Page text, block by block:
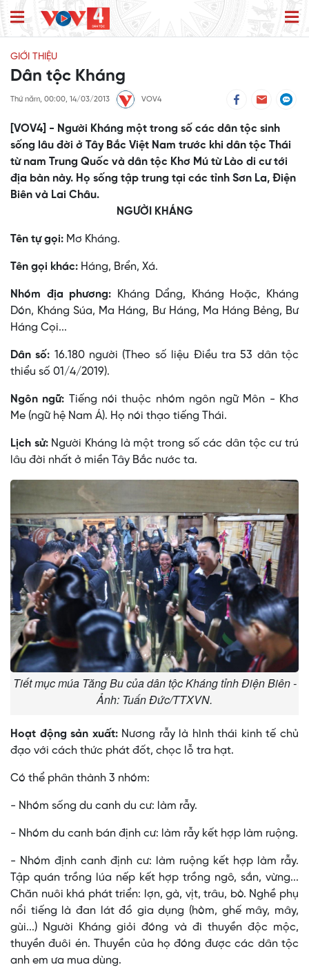
GIỚI THIỆU
Dân tộc Kháng
Thứ năm, 00:00, 14/03/2013 VOV4
[VOV4] - Người Kháng một trong số các dân tộc sinh
sống lâu đời ở Tây Bắc Việt Nam trước khi dân tộc Thái
từ nam Trung Quốc và dân tộc Khơ Mú từ Lào di cư tới
địa bàn này. Họ sống tập trung tại các tỉnh Sơn La, Điện
Biên và Lai Châu.
NGƯỜI KHÁNG
Tên tự gọi: Mơ Kháng.
Tên gọi khác: Háng, Brển, Xá.
Nhóm địa phương:
Kháng Dẩng, Kháng Hoặc, Kháng
Dón, Kháng Súa, Ma Háng, Bư Háng, Ma Háng Bẻng, Bư
Háng Cọi...
Dân số: 16.180 người (Theo số liệu Điều tra 53 dân tộc
thiểu số 01/4/2019).
Ngôn ngữ: Tiếng nói thuộc nhóm ngôn ngữ Môn - Khơ
Me (ngữ hệ Nam Á). Họ nói thạo tiếng Thái.
Lịch sử:Người Kháng là một trong số các dân tộc cư trú
lâu đời nhất ở miền Tây Bắc nước ta.
Tiết mục múa Tăng Bu của dân tộc Kháng tỉnh Điện Biên -
Ảnh: Tuấn Đức/TTXVN.
Hoạt động sản xuất: Nương rẫy là hình thái kinh tế chủ
đạo với cách thức phát đốt, chọc lỗ tra hạt.
Có thể phân thành 3 nhóm:
- Nhóm sống du canh du cư: làm rẫy.
- Nhóm du canh bán định cư: làm rẫy kết hợp làm ruộng.
- Nhóm định canh định cư: làm ruộng kết hợp làm rẫy.
Tập quán trồng lúa nếp kết hợp trồng ngô, sắn, vừng...
Chăn nuôi khá phát triển: lợn, gà, vịt, trâu, bò. Nghề phụ
nổi tiếng là đan lát đồ gia dụng (hòm, ghế mây, mây,
gùi...) Người Kháng giỏi đóng và đi thuyền độc mộc,
thuyền đuôi én. Thuyền của họ đóng được các dân tộc
anh em ưa mua dùng.